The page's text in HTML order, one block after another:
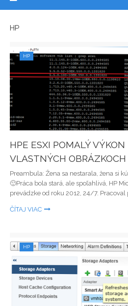
HP
HP
HPE ESXI POMALÝ VÝKON
VLASTNÝCH OBRÁZKOCH
Preambula: Žena sa nestarala, žena si
🙂Práca bola stará, ale spoľahlivá, HP
prevádzke od roku 2012, 24/7. Pracoval
ČÍTAJ VIAC
HP